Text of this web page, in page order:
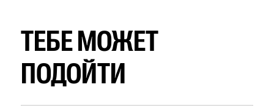
ТЕБЕ МОЖЕТ
ПОДОЙТИ